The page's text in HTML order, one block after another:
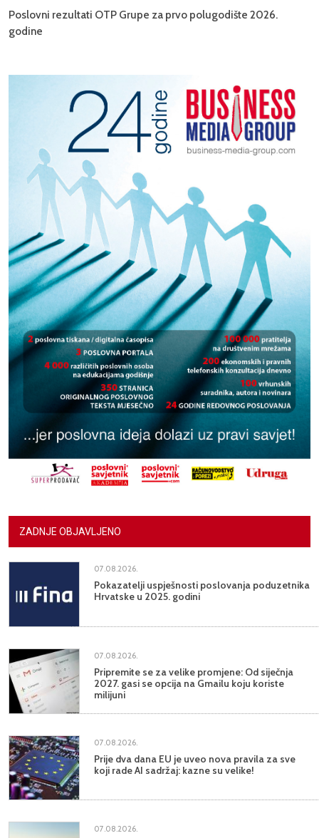
Poslovni rezultati OTP Grupe za prvo polugodište 2026.
godine
ZADNJE OBJAVLJENO
07.08.2026.
Pokazatelji uspješnosti poslovanja poduzetnika
Hrvatske u 2025. godini
07.08.2026.
Pripremite se za velike promjene: Od siječnja
2027. gasi se opcija na Gmailu koju koriste
milijuni
07.08.2026.
Prije dva dana EU je uveo nova pravila za sve
koji rade AI sadržaj: kazne su velike!
07.08.2026.